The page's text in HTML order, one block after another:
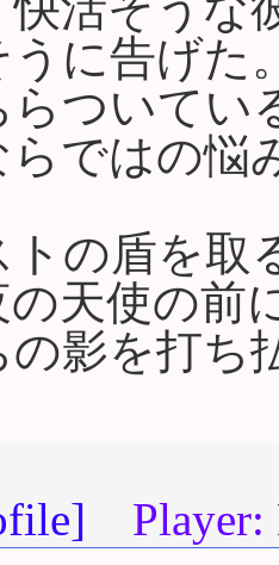
に告げた
らついてい
らではの悩
の盾を取
の天使の前
の影を打ち
Player: